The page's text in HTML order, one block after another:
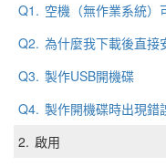
Q1. 空機（無作業系統）
Q2. 為什麼我下載後直接
Q3. 製作USB開機碟
Q4. 製作開機碟時出現錯
2. 啟用